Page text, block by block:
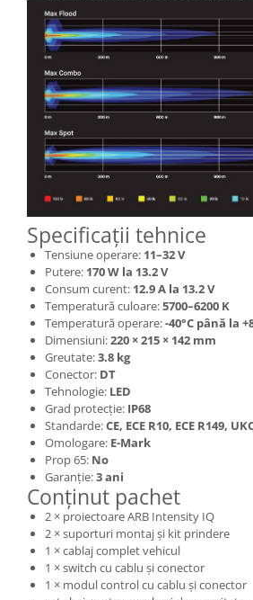
Specificații tehnice
Tensiune operare: 11–32 V
Putere: 170 W la 13.2 V
Consum curent: 12.9 A la 13.2 V
Temperatură culoare:5700–6200 K
Temperatură operare:-40°C până la
Dimensiuni:220 × 215 × 142 mm
Greutate:3.8 kg
Conector: DT
Tehnologie: LED
Grad protecție: IP68
Standarde:CE, ECE R10, ECE R149,
Omologare: E-Mark
Prop 65: No
Garanție:3 ani
Conținut pachet
2 × proiectoare ARB Intensity IQ
2 × suporturi montaj și kit prindere
1 × cablaj complet vehicul
1 × switch cu cablu și conector
1 × modul control cu cablu și conector